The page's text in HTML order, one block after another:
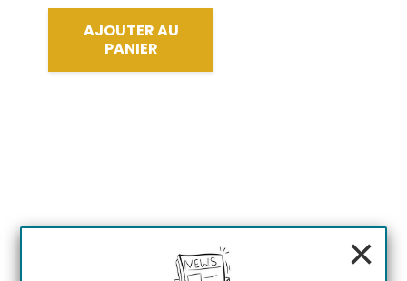
AJOUTER AU
PANIER
×